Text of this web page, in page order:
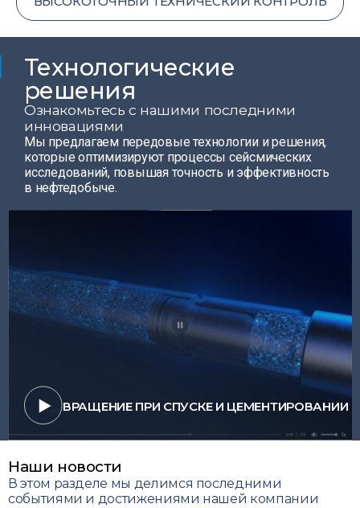
Технологические
решения​
Ознакомьтесь с нашими последними
инновациями
Мы предлагаем передовые технологии и решения,
которые оптимизируют процессы сейсмических
исследований, повышая точность и эффективность
в нефтедобыче.
ВРАЩЕНИЕ ПРИ СПУСКЕ И ЦЕМЕНТИРОВАНИИ
Наши новости
В этом разделе мы делимся последними
событиями и достижениями нашей компании